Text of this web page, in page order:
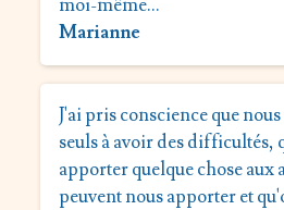
moi-même…
Marianne
J'ai pris conscience que
seuls à avoir des difficultés,
apporter quelque chose aux
peuvent nous apporter et